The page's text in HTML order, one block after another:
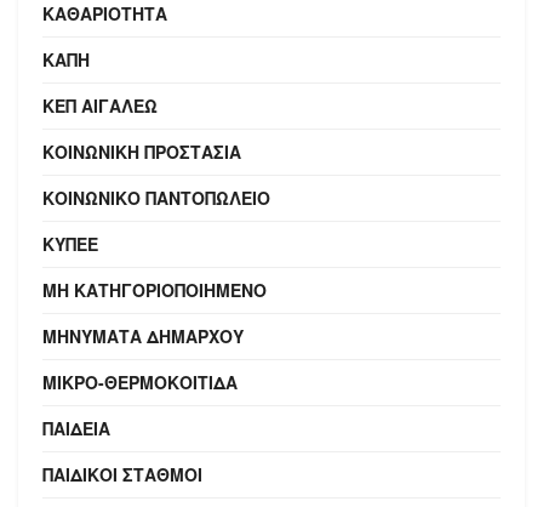
ΚΑΘΑΡΙΌΤΗΤΑ
ΚΑΠΗ
ΚΕΠ ΑΙΓΆΛΕΩ
ΚΟΙΝΩΝΙΚΉ ΠΡΟΣΤΑΣΊΑ
ΚΟΙΝΩΝΙΚΌ ΠΑΝΤΟΠΩΛΕΊΟ
ΚΥΠΕΕ
ΜΗ ΚΑΤΗΓΟΡΙΟΠΟΙΗΜΈΝΟ
ΜΗΝΎΜΑΤΑ ΔΗΜΆΡΧΟΥ
ΜΙΚΡΟ-ΘΕΡΜΟΚΟΙΤΊΔΑ
ΠΑΙΔΕΊΑ
ΠΑΙΔΙΚΟΊ ΣΤΑΘΜΟΊ